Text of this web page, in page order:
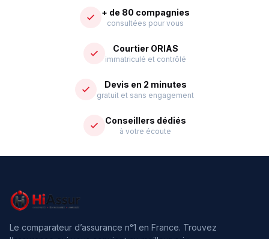
+ de 80 compagnies
consultées pour vous
Courtier ORIAS
immatriculé et contrôlé
Devis en 2 minutes
gratuit et sans engagement
Conseillers dédiés
à votre écoute
Le comparateur d’assurance n°1 en France. Trouvez